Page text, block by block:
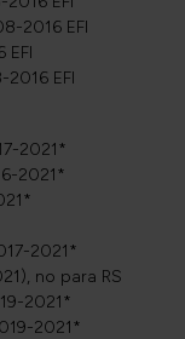
2016 EFI
EFI
EFI
2021*
2021*
2021*
no para RS
2021*
2021*